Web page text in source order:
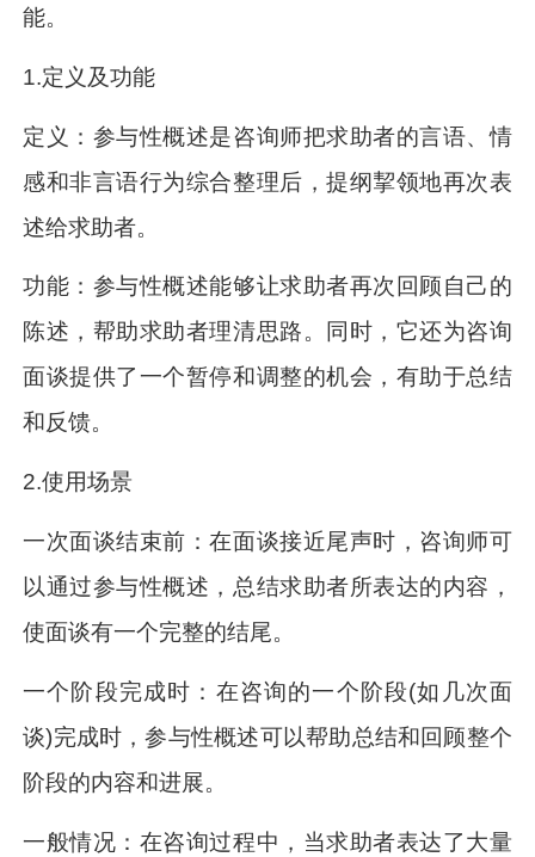
能。
1.定义及功能
定义：参与性概述是咨询师把求助者的言语、情
感和非言语行为综合整理后，提纲挈领地再次表
述给求助者。
功能：参与性概述能够让求助者再次回顾自己的
陈述，帮助求助者理清思路。同时，它还为咨询
面谈提供了一个暂停和调整的机会，有助于总结
和反馈。
2.使用场景
一次面谈结束前：在面谈接近尾声时，咨询师可
以通过参与性概述，总结求助者所表达的内容，
使面谈有一个完整的结尾。
一个阶段完成时：在咨询的一个阶段(如几次面
谈)完成时，参与性概述可以帮助总结和回顾整个
阶段的内容和进展。
一般情况：在咨询过程中，当求助者表达了大量